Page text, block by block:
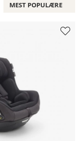
MEST POPULÆRE